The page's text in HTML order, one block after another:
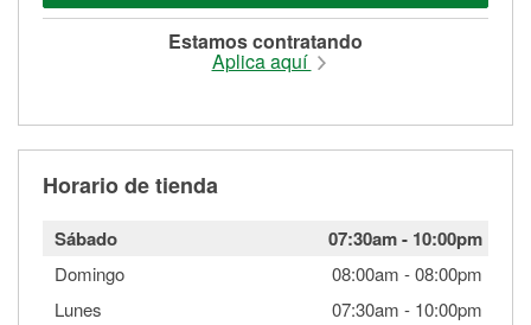
Estamos contratando
Aplica aquí
Horario de tienda
Sábado 07:30am- 10:00pm
Domingo 08:00am -08:00pm
Lunes
07:30am - 10:00pm